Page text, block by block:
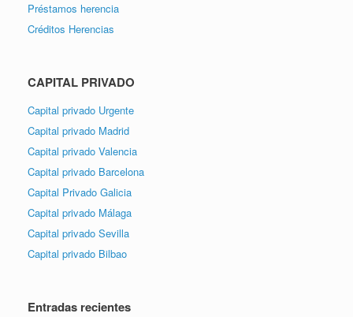
Préstamos herencia
Créditos Herencias
CAPITAL PRIVADO
Capital privado Urgente
Capital privado Madrid
Capital privado Valencia
Capital privado Barcelona
Capital Privado Galicia
Capital privado Málaga
Capital privado Sevilla
Capital privado Bilbao
Entradas recientes